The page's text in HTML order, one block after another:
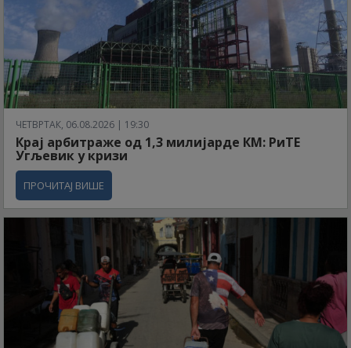
ЧЕТВРТАК, 06.08.2026 | 19:30
Крај арбитраже од 1,3 милијарде КМ: РиТЕ
Угљевик у кризи
ПРОЧИТАЈ ВИШЕ